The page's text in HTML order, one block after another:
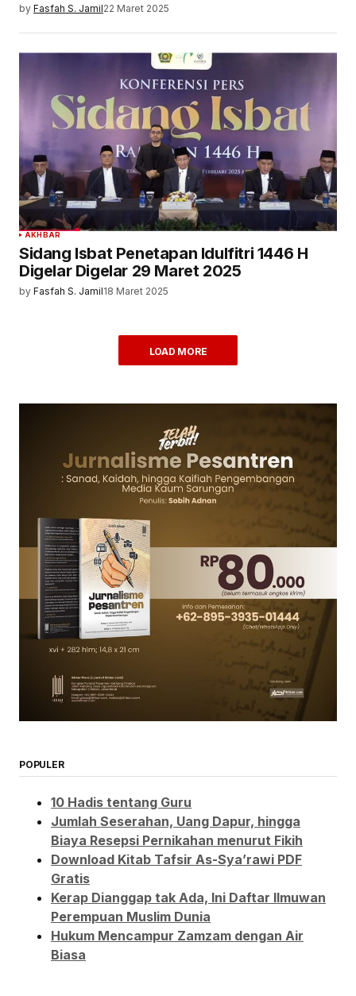
by Fasfah S. Jamil22 Maret 2025
AKHBAR
Sidang Isbat Penetapan Idulfitri 1446 H
Digelar Digelar 29 Maret 2025
by Fasfah S. Jamil18 Maret 2025
LOAD MORE
POPULER
10 Hadis tentang Guru
Jumlah Seserahan, Uang Dapur, hingga
Biaya Resepsi Pernikahan menurut Fikih
Download Kitab Tafsir As-Sya’rawi PDF
Gratis
Kerap Dianggap tak Ada, Ini Daftar Ilmuwan
Perempuan Muslim Dunia
Hukum Mencampur Zamzam dengan Air
Biasa